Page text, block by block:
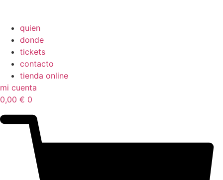
quien
donde
tickets
contacto
tienda online
mi cuenta
0,00 € 0